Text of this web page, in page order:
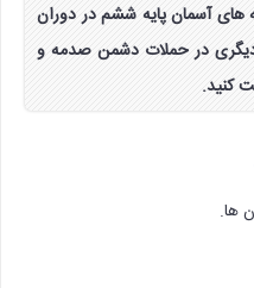
۸۸ کتاب هدیه های آسمان پایه ششم در دوران
در حملات دشمن صدمه و
کنید.
ها.